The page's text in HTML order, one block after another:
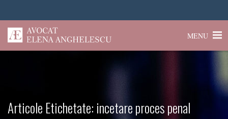
MENU
Articole Etichetate: incetare proces penal